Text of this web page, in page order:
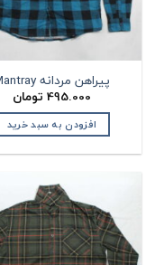
پیراهن مردانه Mantray
495.000 تومان
افزودن به سبد خرید